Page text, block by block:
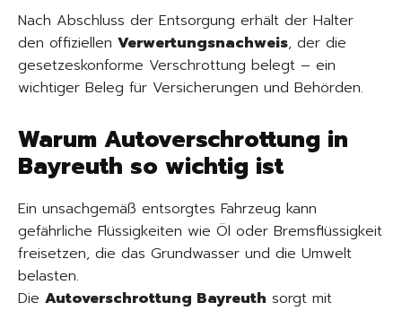
Nach Abschluss der Entsorgung erhält der Halter
den offiziellen Verwertungsnachweis, der die
gesetzeskonforme Verschrottung belegt – ein
wichtiger Beleg für Versicherungen und Behörden.
Warum Autoverschrottung in
Bayreuth so wichtig ist
Ein unsachgemäß entsorgtes Fahrzeug kann
gefährliche Flüssigkeiten wie Öl oder Bremsflüssigkeit
freisetzen, die das Grundwasser und die Umwelt
belasten.
Die Autoverschrottung Bayreuth sorgt mit